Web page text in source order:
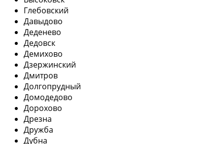
Глебовский
Давыдово
Деденево
Дедовск
Демихово
Дзержинский
Дмитров
Долгопрудный
Домодедово
Дорохово
Дрезна
Дружба
Дубна